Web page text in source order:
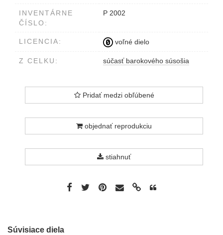
INVENTÁRNE
ČÍSLO:
P 2002
LICENCIA: voľné dielo
Z CELKU: súčasť barokového súsošia
Pridať medzi obľúbené
objednať reprodukciu
stiahnuť
Súvisiace diela